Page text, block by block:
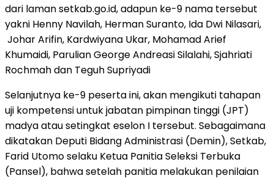
dari laman setkab.go.id, adapun ke-9 nama tersebut
yakni Henny Navilah, Herman Suranto, Ida Dwi Nilasari,
Johar Arifin, Kardwiyana Ukar, Mohamad Arief
Khumaidi, Parulian George Andreasi Silalahi, Sjahriati
Rochmah dan Teguh Supriyadi
Selanjutnya ke-9 peserta ini, akan mengikuti tahapan
uji kompetensi untuk jabatan pimpinan tinggi (JPT)
madya atau setingkat eselon I tersebut. Sebagaimana
dikatakan Deputi Bidang Administrasi (Demin), Setkab,
Farid Utomo selaku Ketua Panitia Seleksi Terbuka
(Pansel), bahwa setelah panitia melakukan penilaian